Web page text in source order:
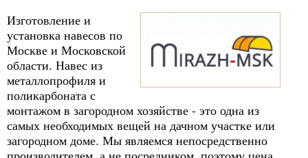
Изготовление и
установка навесов по
Москве и Московской
области. Навес из
металлопрофиля и
поликарбоната с
монтажом в загородном хозяйстве - это одна из
самых необходимых вещей на дачном участке или
загородном доме. Мы являемся непосредственно